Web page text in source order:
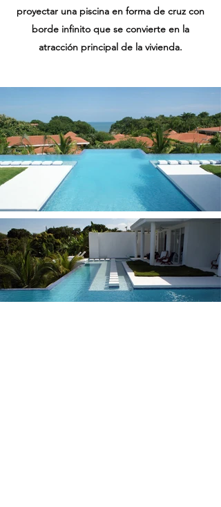
proyectar una piscina en forma de cruz con
borde infinito que se convierte en la
atracción principal de la vivienda.